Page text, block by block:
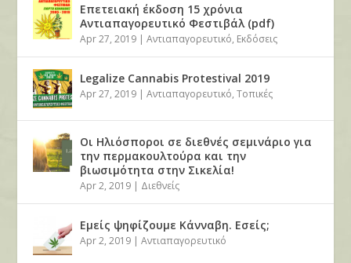
Επετειακή έκδοση 15 χρόνια
Αντιαπαγορευτικό Φεστιβάλ (pdf)
Apr 27, 2019 |Αντιαπαγορευτικό, Εκδόσεις
Legalize Cannabis Protestival 2019
Apr 27, 2019 |Αντιαπαγορευτικό,Τοπικές
Οι Ηλιόσποροι σε διεθνές σεμινάριο για
την περμακουλτούρα και την
βιωσιμότητα στην Σικελία!
Apr 2, 2019 | Διεθνείς
Εμείς ψηφίζουμε Κάνναβη. Εσείς;
Apr 2, 2019 |Αντιαπαγορευτικό